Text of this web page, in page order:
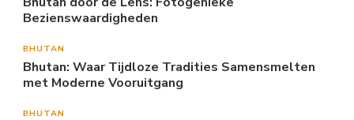
Bezienswaardigheden
BHUTAN
Bhutan: Waar Tijdloze Tradities Samensmelten
met Moderne Vooruitgang
BHUTAN